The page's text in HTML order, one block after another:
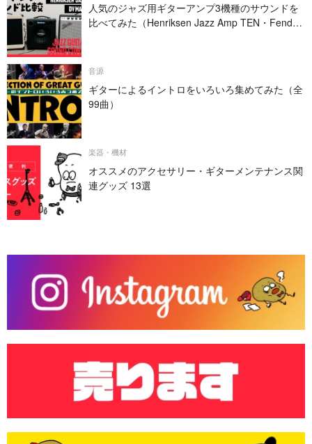
人気のジャズ用ギターアンプ3機種のサウンドを
比べてみた（Henriksen Jazz Amp TEN・Fender
音源
ギターによるイントロをいろいろ集めてみた（全
99曲）
楽器・機材
オススメのアクセサリー・ギターメンテナンス関
連グッズ 13選